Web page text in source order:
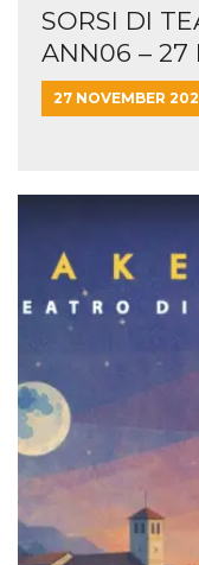
SORSI DI
ANN06 – 27
27 NOVEMBER